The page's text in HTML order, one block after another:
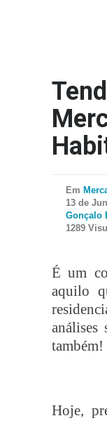
Em
13 de
Gonçalo
1289
É um
aquilo
análises
também!
Hoje,